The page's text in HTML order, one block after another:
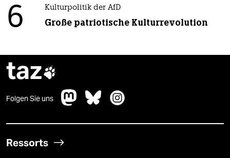
6 Kulturpolitik der AfD
Große patriotische Kulturrevolution
taz
Folgen Sie uns
Ressorts